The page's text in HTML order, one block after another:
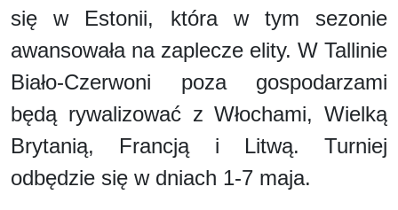
się w Estonii, która w tym sezonie
awansowała na zaplecze elity. W Tallinie
Biało-Czerwoni poza gospodarzami
będą rywalizować z Włochami, Wielką
Brytanią, Francją i Litwą. Turniej
odbędzie się w dniach 1-7 maja.